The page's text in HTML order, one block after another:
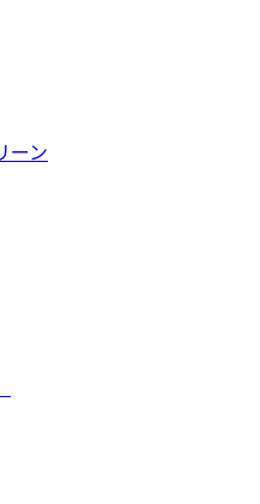
ーン